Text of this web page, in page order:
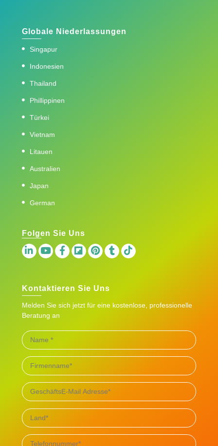
Globale Niederlassungen
Singapur
Indonesien
Thailand
Phillippinen
Türkei
Vietnam
Litauen
Australien
Japan
German
Folgen Sie Uns
Kontaktieren Sie Uns
Melden Sie sich jetzt für eine kostenlose, professionelle
Beratung an